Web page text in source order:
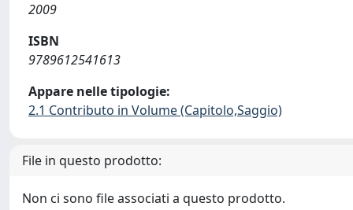
2009
ISBN
9789612541613
Appare nelle tipologie:
2.1 Contributo in Volume (Capitolo,Saggio)
File in questo prodotto:
Non ci sono file associati a questo prodotto.